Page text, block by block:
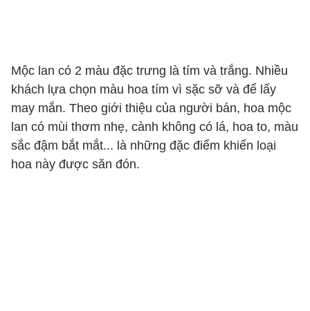
Mộc lan có 2 màu đặc trưng là tím và trắng. Nhiều
khách lựa chọn màu hoa tím vì sặc sỡ và để lấy
may mắn. Theo giới thiệu của người bán, hoa mộc
lan có mùi thơm nhẹ, cành không có lá, hoa to, màu
sắc đậm bắt mắt... là những đặc điểm khiến loại
hoa này được săn đón.